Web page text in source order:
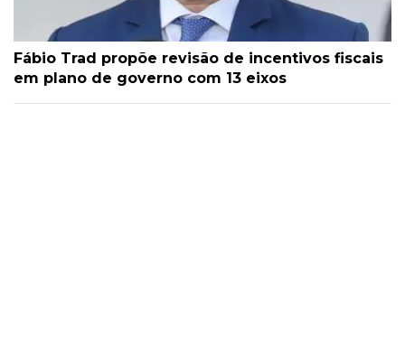
Fábio Trad propõe revisão de incentivos fiscais
em plano de governo com 13 eixos